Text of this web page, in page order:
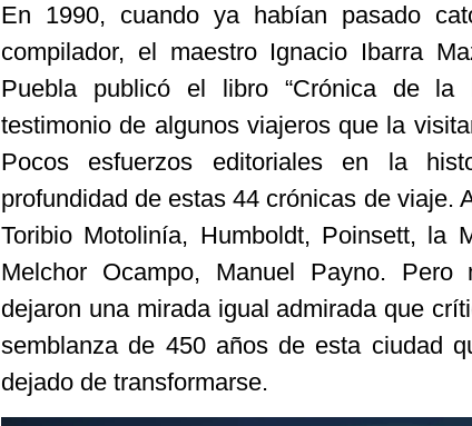
En 1990, cuando ya habían pasado
compilador, el maestro Ignacio Ibarra
Puebla publicó el libro “Crónica de la
testimonio de algunos viajeros que la
Pocos esfuerzos editoriales en la
profundidad de estas 44 crónicas de viaje.
Toribio Motolinía, Humboldt, Poinsett, la
Melchor Ocampo, Manuel Payno.
dejaron una mirada igual admirada que
semblanza de 450 años de esta ciudad
dejado de transformarse.